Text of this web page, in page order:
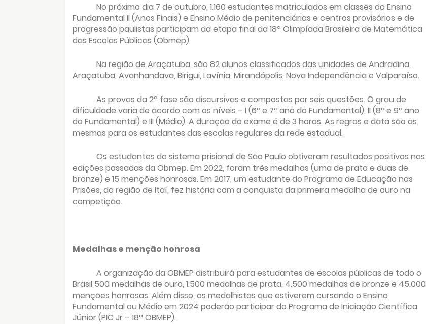
No próximo dia 7 de outubro, 1.160 estudantes matriculados em classes do Ensino
Fundamental II (Anos Finais) e Ensino Médio de penitenciárias e centros provisórios e de
progressão paulistas participam da etapa final da 18ª Olimpíada Brasileira de Matemática
das Escolas Públicas (Obmep).
Na região de Araçatuba, são 82 alunos classificados das unidades de Andradina,
Araçatuba, Avanhandava, Birigui, Lavínia, Mirandópolis, Nova Independência e Valparaíso.
As provas da 2ª fase são discursivas e compostas por seis questões. O grau de
dificuldade varia de acordo com os níveis – I (6º e 7º ano do Fundamental), II (8º e 9º ano
do Fundamental) e III (Médio). A duração do exame é de 3 horas. As regras e data são as
mesmas para os estudantes das escolas regulares da rede estadual.
Os estudantes do sistema prisional de São Paulo obtiveram resultados positivos nas
edições passadas da Obmep. Em 2022, foram três medalhas (uma de prata e duas de
bronze) e 15 menções honrosas. Em 2017, um estudante do Programa de Educação nas
Prisões, da região de Itaí, fez história com a conquista da primeira medalha de ouro na
competição.
Medalhas e menção honrosa
A organização da OBMEP distribuirá para estudantes de escolas públicas de todo o
Brasil 500 medalhas de ouro, 1.500 medalhas de prata, 4.500 medalhas de bronze e 45.000
menções honrosas. Além disso, os medalhistas que estiverem cursando o Ensino
Fundamental ou Médio em 2024 poderão participar do Programa de Iniciação Científica
Júnior (PIC Jr – 18ª OBMEP).